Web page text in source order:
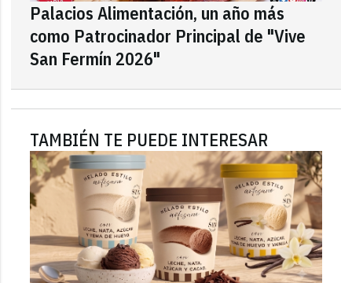
Palacios Alimentación, un año más
como Patrocinador Principal de "Vive
San Fermín 2026"
TAMBIÉN TE PUEDE INTERESAR